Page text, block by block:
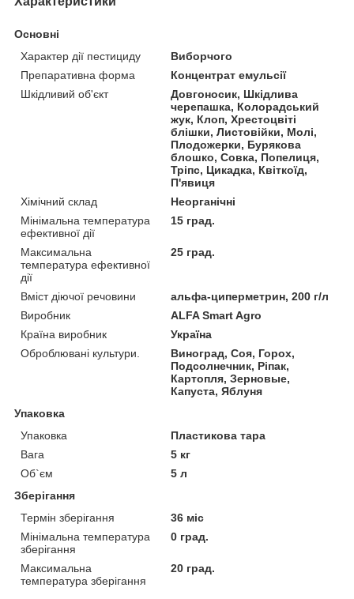
Основні
Характер дії пестициду
Виборчого
Препаративна форма
Концентрат емульсії
Шкідливий об'єкт
Довгоносик, Шкідлива
черепашка, Колорадський
жук, Клоп, Хрестоцвіті
блішки, Листовійки, Молі,
Плодожерки, Бурякова
блошко, Совка, Попелиця,
Тріпс, Цикадка, Квіткоїд,
П'явиця
Хімічний склад
Неорганічні
Мінімальна температура
ефективної дії
15 град.
Максимальна
температура ефективної
дії
25 град.
Вміст діючої речовини
альфа-циперметрин, 200 г/л
Виробник
ALFA Smart Agro
Країна виробник
Україна
Оброблювані культури.
Виноград, Соя, Горох,
Подсолнечник, Ріпак,
Картопля, Зерновые,
Капуста, Яблуня
Упаковка
Упаковка
Пластикова тара
Вага
5 кг
Об`єм
5 л
Зберігання
Термін зберігання
36 міс
Мінімальна температура
зберігання
0 град.
Максимальна
температура зберігання
20 град.